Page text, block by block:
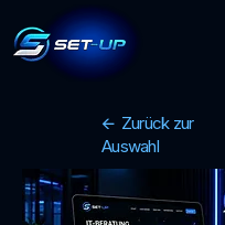
🡨 Zurück zur
Auswahl